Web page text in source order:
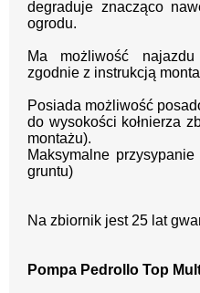
degraduje znacząco
ogrodu.
Ma możliwość najazdu
zgodnie z instrukcją
Posiada możliwość
do wysokości kołnierza
montażu).
Maksymalne
gruntu)
Na zbiornik jest 25 lat
Pompa Pedrollo Top